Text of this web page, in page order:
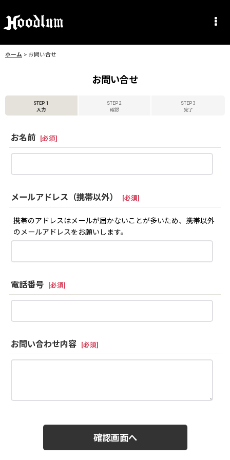
ホーム > お問い合せ
お問い合せ
STEP 1
入力
STEP 2
確認
STEP 3
完了
お名前 [必須]
メールアドレス（携帯以外） [必須]
携帯のアドレスはメールが届かないことが多いため、携帯以外
のメールアドレスをお願いします。
電話番号 [必須]
お問い合わせ内容 [必須]
確認画面へ